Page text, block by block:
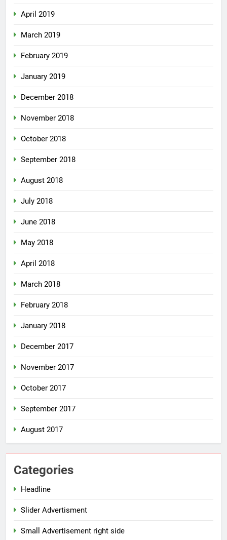
April 2019
March 2019
February 2019
January 2019
December 2018
November 2018
October 2018
September 2018
August 2018
July 2018
June 2018
May 2018
April 2018
March 2018
February 2018
January 2018
December 2017
November 2017
October 2017
September 2017
August 2017
Categories
Headline
Slider Advertisment
Small Advertisement right side